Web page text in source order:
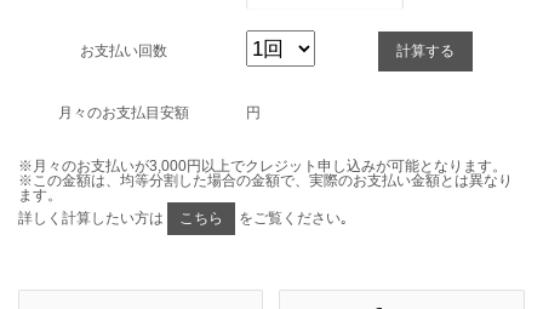
お支払い回数
月々のお支払目安額 円
※月々のお支払いが3,000円以上でクレジット申し込みが可能となります。
※この金額は、均等分割した場合の金額で、実際のお支払い金額とは異なり
ます。
詳しく計算したい方は
をご覧ください｡